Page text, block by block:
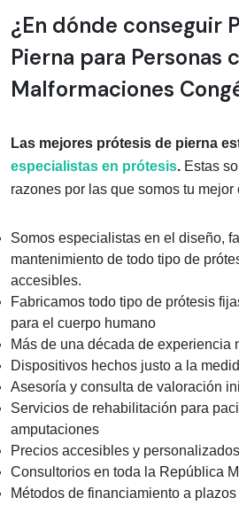
¿En dónde conseguir
Pierna para Personas
Malformaciones
Las mejores prótesis de pierna
especialistas en prótesis. Estas
razones por las que somos tu mejor
Somos especialistas en el diseño,
mantenimiento de todo tipo de
accesibles.
Fabricamos todo tipo de prótesis
para el cuerpo humano
Más de una década de experiencia
Dispositivos hechos justo a la
Asesoría y consulta de valoración
Servicios de rehabilitación para
amputaciones
Precios accesibles y personalizados
Consultorios en toda la República
Métodos de financiamiento a